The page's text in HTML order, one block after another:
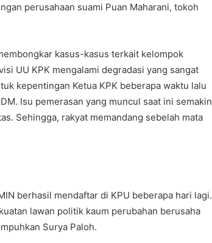
perusahaan suami Puan Maharani, tokoh
kasus-kasus terkait kelompok
UU KPK mengalami degradasi yang sangat
kepentingan Ketua KPK beberapa waktu lalu
Isu pemerasan yang muncul saat ini semakin
Sehingga, rakyat memandang sebelah mata
berhasil mendaftar di KPU beberapa hari lagi.
lawan politik kaum perubahan berusaha
Surya Paloh.